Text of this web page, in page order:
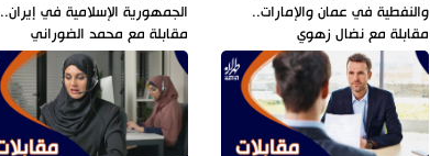
والنفطية في عمان والإمارات..
مقابلة مع نضال زهوي
الجمهورية الإسلامية في إيران..
مقابلة مع محمد الضوراني